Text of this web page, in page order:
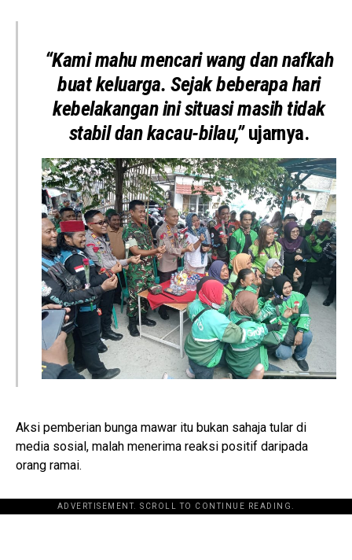
“Kami mahu mencari wang dan nafkah
buat keluarga. Sejak beberapa hari
kebelakangan ini situasi masih tidak
stabil dan kacau-bilau,”ujarnya.
Aksi pemberian bunga mawar itu bukan sahaja tular di
media sosial, malah menerima reaksi positif daripada
orang ramai.
ADVERTISEMENT. SCROLL TO CONTINUE READING.